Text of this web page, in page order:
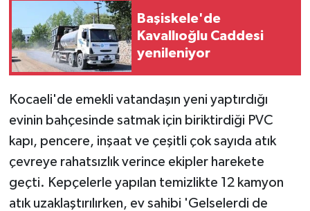
Başiskele'de
Kavallıoğlu Caddesi
yenileniyor
Kocaeli'de emekli vatandaşın yeni yaptırdığı
evinin bahçesinde satmak için biriktirdiği PVC
kapı, pencere, inşaat ve çeşitli çok sayıda atık
çevreye rahatsızlık verince ekipler harekete
geçti. Kepçelerle yapılan temizlikte 12 kamyon
atık uzaklaştırılırken, ev sahibi 'Gelselerdi de